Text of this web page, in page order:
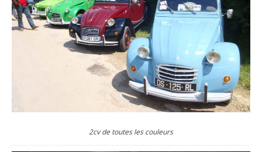
2cv de toutes les couleurs